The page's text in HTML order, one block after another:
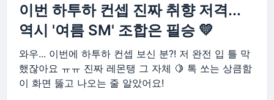
이번 하투하 컨셉 진짜 취향 저격...
역시 '여름 SM' 조합은 필승 💛
와우... 이번에 하투하 컨셉 보신 분?! 저 완전 입 틀 막
했잖아요 ㅠㅠ 진짜 레몬탱 그 자체 🍋 톡 쏘는 상큼함
이 화면 뚫고 나오는 줄 알았어요!